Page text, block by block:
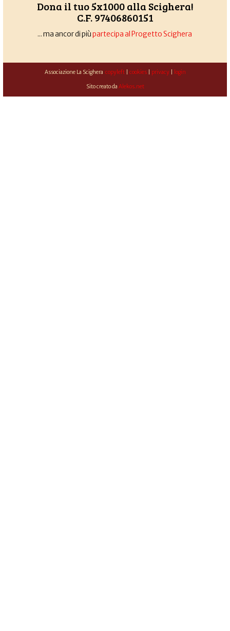
Dona il tuo 5x1000 alla Scighera!
C.F. 97406860151
... ma ancor di piùpartecipa al Progetto Scighera
Associazione La Scighera copyleft| cookies| privacy| login
Sito creato da Alekos.net